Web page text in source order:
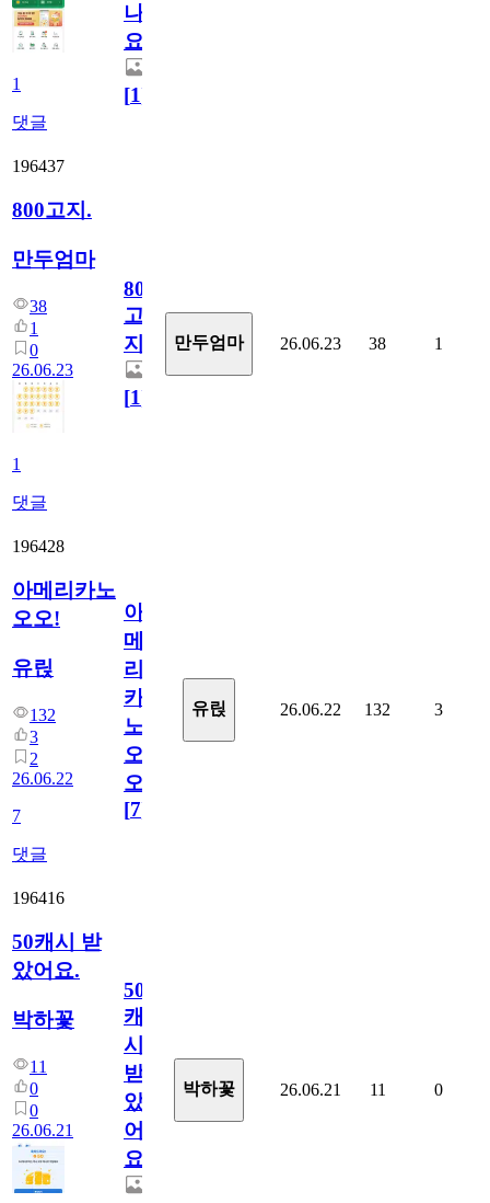
1
댓글
나
요)
[1]
196437
800고지.
만두엄마
38
1
0
26.06.23
1
댓글
800
고
지.
[1]
만두엄마 26.06.23 38 1
196428
아메리카노
오오!
유릱
132
3
2
26.06.22
7
댓글
아
메
리
카
노
오
오!
[7]
유릱 26.06.22 132 3
196416
50캐시 받
았어요.
박하꽃
11
0
0
26.06.21
50
캐
시
받
았
어
요.
박하꽃 26.06.21 11 0